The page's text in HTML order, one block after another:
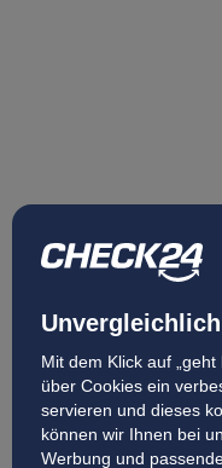
Mit dem Klick auf
über Cookies ein
servieren und dieses
können wir Ihnen bei
Werbung und